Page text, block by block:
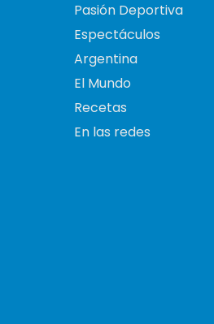
Pasión Deportiva
Espectáculos
Argentina
El Mundo
Recetas
En las redes